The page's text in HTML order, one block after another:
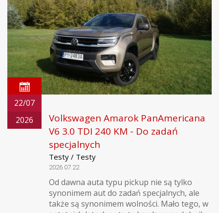
22/07
2026
Volkswagen Amarok PanAmericana
V6 3.0 TDI 240 KM - Do zadań
specjalnych
Testy / Testy
2026.07.22
Od dawna auta typu pickup nie są tylko
synonimem aut do zadań specjalnych, ale
także są synonimem wolności. Mało tego, w